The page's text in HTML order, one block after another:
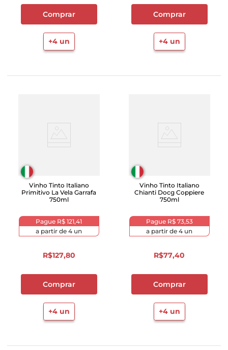
Comprar
+4un
Comprar
+4un
Vinho Tinto Italiano
Primitivo La Vela Garrafa
750ml
Pague R$ 121,41
a partir de 4 un
R$127,80
Comprar
+4un
Vinho Tinto Italiano
Chianti Docg Coppiere
750ml
Pague R$ 73,53
a partir de 4 un
R$77,40
Comprar
+4un